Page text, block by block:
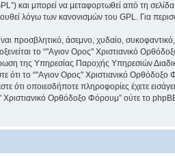
και μπορεί να μεταφορτωθεί από τη σελίδα
λόγω των κανονισμών του GPL. Για
προσβλητικό, άσεμνο, χυδαίο,
το “"Αγιον Ορος" Χριστιανικό
της Υπηρεσίας Παροχής Υπηρεσιών
το “"Αγιον Ορος" Χριστιανικό Ορθόδοξο
ότι οποιεσδήποτε πληροφορίες έχετε
Χριστιανικό Ορθόδοξο Φόρουμ” ούτε το